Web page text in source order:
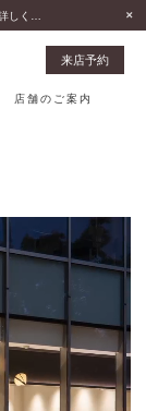
来店予約
店舗のご案内